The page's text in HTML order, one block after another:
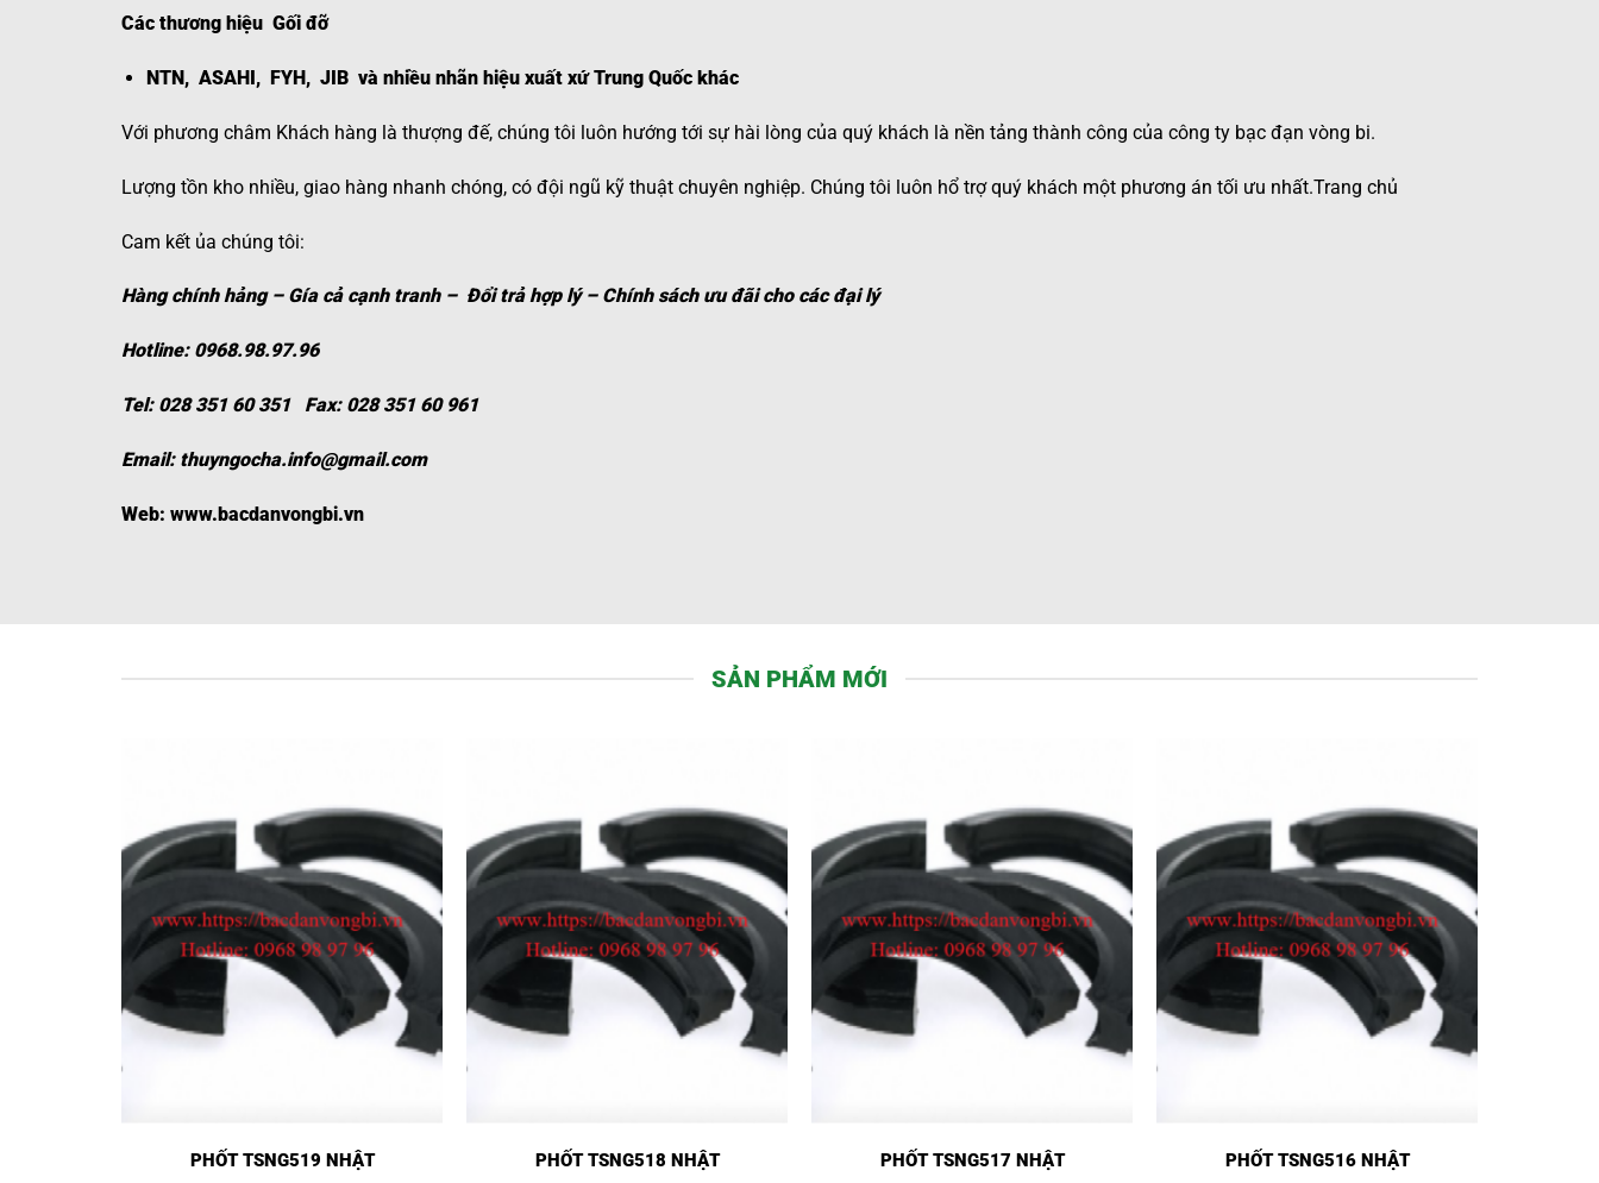
Các thương hiệu Gối đỡ
NTN, ASAHI, FYH, JIB và nhiều nhãn hiệu xuất xứ Trung Quốc khác
Với phương châm Khách hàng là thượng đế, chúng tôi luôn hướng tới sự hài lòng của quý khách là nền tảng thành công của công ty bạc đạn vòng bi.
Lượng tồn kho nhiều, giao hàng nhanh chóng, có đội ngũ kỹ thuật chuyên nghiệp. Chúng tôi luôn hổ trợ quý khách một phương án tối ưu nhất.Trang chủ
Cam kết ủa chúng tôi:
Hàng chính hảng – Gía cả cạnh tranh – Đổi trả hợp lý – Chính sách ưu đãi cho các đại lý
Hotline: 0968.98.97.96
Tel: 028 351 60 351 Fax: 028 351 60 961
Email: thuyngocha.info@gmail.com
Web: www.bacdanvongbi.vn
SẢN PHẨM MỚI
PHỐT TSNG519 NHẬT PHỐT TSNG518 NHẬT PHỐT TSNG517 NHẬT PHỐT TSNG516 NHẬT